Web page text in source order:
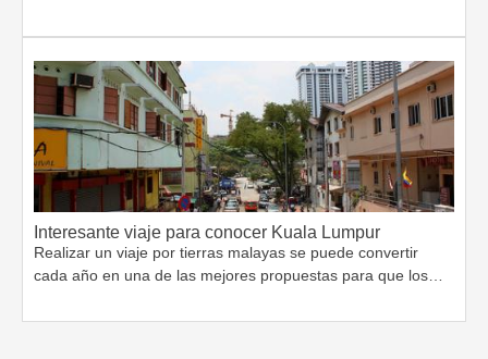
Interesante viaje para conocer Kuala Lumpur
Realizar un viaje por tierras malayas se puede convertir
cada año en una de las mejores propuestas para que los…